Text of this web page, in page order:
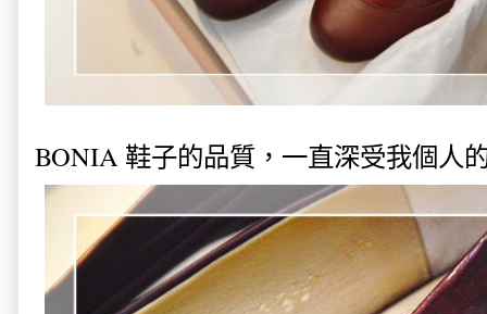
BONIA 鞋子的品質，一直深受我個人